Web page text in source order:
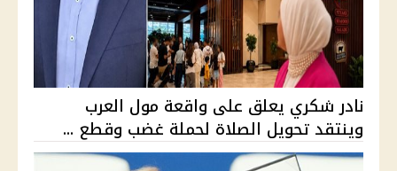
نادر شكري يعلق على واقعة مول العرب
وينتقد تحويل الصلاة لحملة غضب وقطع ...